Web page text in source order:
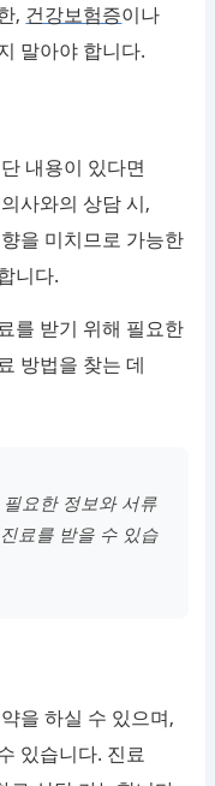
, 건강보험증이나
말아야 합니다.
내용이 있다면
사와의 상담 시,
을 미치므로 가능한
니다.
를 받기 위해 필요한
방법을 찾는 데
요한 정보와 서류
료를 받을 수 있습
을 하실 수 있으며,
있습니다. 진료